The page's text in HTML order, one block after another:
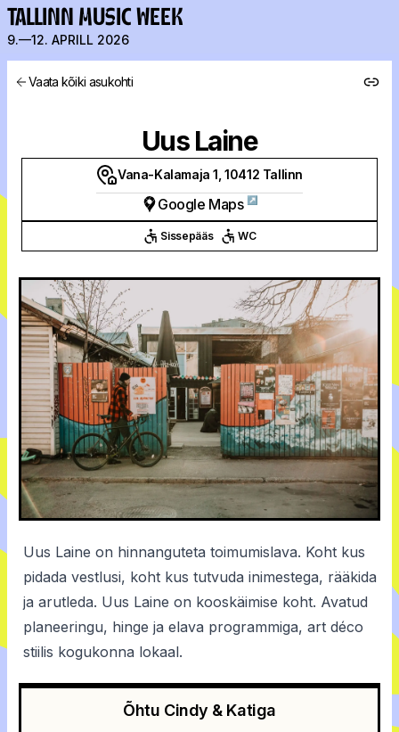
TALLINN MUSIC WEEK
9.—12. APRILL 2026
Vaata kõiki asukohti
Uus Laine
Vana-Kalamaja 1, 10412 Tallinn
Google Maps ↗
Sissepääs WC
Uus Laine on hinnanguteta toimumislava. Koht kus
pidada vestlusi, koht kus tutvuda inimestega, rääkida
ja arutleda. Uus Laine on kooskäimise koht. Avatud
planeeringu, hinge ja elava programmiga, art déco
stiilis kogukonna lokaal.
Õhtu Cindy & Katiga